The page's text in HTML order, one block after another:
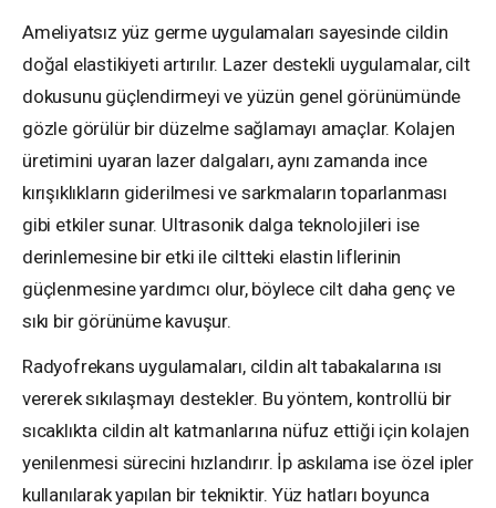
Ameliyatsız yüz germe uygulamaları sayesinde cildin
doğal elastikiyeti artırılır. Lazer destekli uygulamalar, cilt
dokusunu güçlendirmeyi ve yüzün genel görünümünde
gözle görülür bir düzelme sağlamayı amaçlar. Kolajen
üretimini uyaran lazer dalgaları, aynı zamanda ince
kırışıklıkların giderilmesi ve sarkmaların toparlanması
gibi etkiler sunar. Ultrasonik dalga teknolojileri ise
derinlemesine bir etki ile ciltteki elastin liflerinin
güçlenmesine yardımcı olur, böylece cilt daha genç ve
sıkı bir görünüme kavuşur.
Radyofrekans uygulamaları, cildin alt tabakalarına ısı
vererek sıkılaşmayı destekler. Bu yöntem, kontrollü bir
sıcaklıkta cildin alt katmanlarına nüfuz ettiği için kolajen
yenilenmesi sürecini hızlandırır. İp askılama ise özel ipler
kullanılarak yapılan bir tekniktir. Yüz hatları boyunca